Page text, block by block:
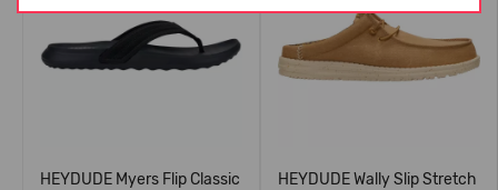
HEYDUDE Myers Flip Classic
HEYDUDE Wally Slip Stretch